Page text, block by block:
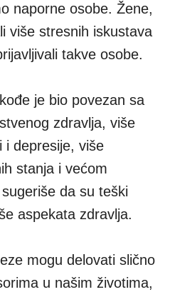
naporne osobe. Žene,
više stresnih iskustava
takve osobe.
je bio povezan sa
zdravlja, više
i depresije, više
stanja i većom
da su teški
aspekata zdravlja.
mogu delovati slično
u našim životima,